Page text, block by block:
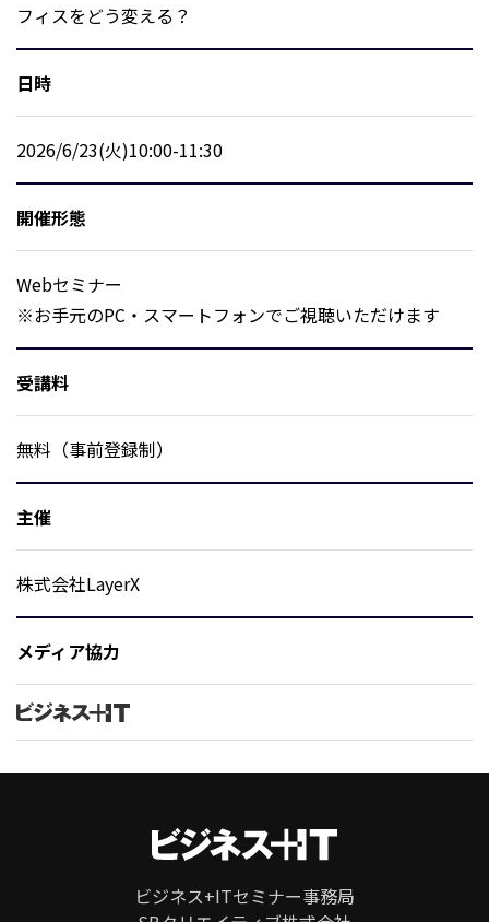
フィスをどう変える？
日時
2026/6/23(火)10:00-11:30
開催形態
Webセミナー
※お手元のPC・スマートフォンでご視聴いただけます
受講料
無料（事前登録制）
主催
株式会社LayerX
メディア協力
ページ
ビジネス+ITセミナー事務局